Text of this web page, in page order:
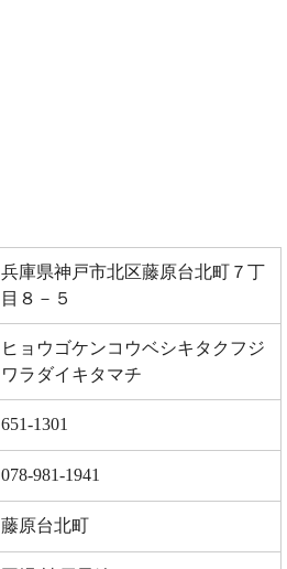
兵庫県神戸市北区藤原台北町７丁
目８－５
ヒョウゴケンコウベシキタクフジ
ワラダイキタマチ
651-1301
078-981-1941
藤原台北町